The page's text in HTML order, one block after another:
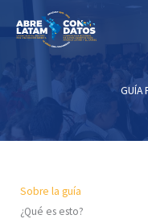
GUÍA
Sobre la guía
¿Qué es esto?